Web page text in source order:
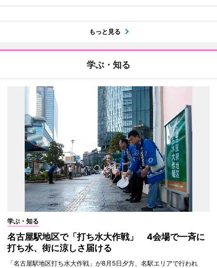
もっと見る
学ぶ・知る
学ぶ・知る
名古屋駅地区で「打ち水大作戦」 4会場で一斉に
打ち水、街に涼しさ届ける
「名古屋駅地区打ち水大作戦」が8月5日夕方、名駅エリアで行われ